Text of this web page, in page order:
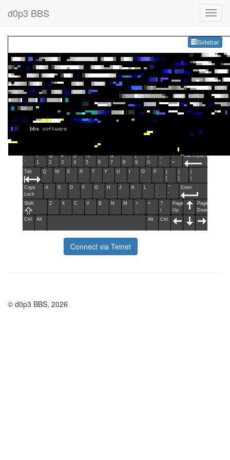
d0p3 BBS
Sidebar
F7
~
`
!
1
@
2
#
3
$
4
%
5
^
6
&
7
*
8
(
9
)
0
_
-
+
=
Backspace
Tab Q W E R T Y U O P
{
[
}
]
\
Caps
Lock
A S D F G H J K L
:
;
"
'
Enter
Shift Z X C V B N M
<
,
>
.
?
/
Page
Up
Page
Down
Ctrl
Alt Alt Ctrl
Connect via Telnet
© d0p3 BBS, 2026